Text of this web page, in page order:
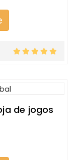
de jogos